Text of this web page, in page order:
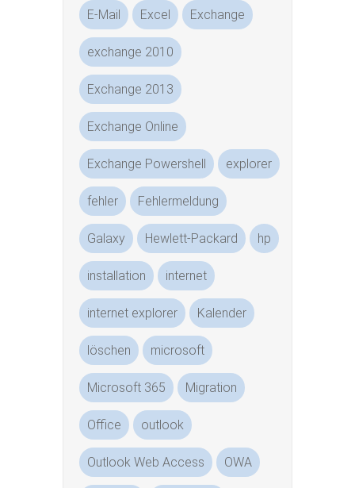
E-Mail Excel Exchange
exchange 2010
Exchange 2013
Exchange Online
Exchange Powershell explorer
fehler Fehlermeldung
Galaxy Hewlett-Packard hp
installation internet
internet explorer Kalender
löschen microsoft
Microsoft 365 Migration
Office outlook
Outlook Web Access OWA